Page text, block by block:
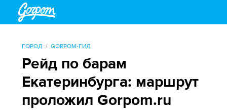
ГОРОД GORPOM-ГИД
Рейд по барам
Екатеринбурга: маршрут
проложил Gorpom.ru